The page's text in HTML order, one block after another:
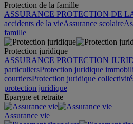
Protection de la famille
ASSURANCE PROTECTION DE
accidents de la vieAssurance scolaire
famille
Protection juridique
ASSURANCE PROTECTION
particuliersProtection juridique
courtiersProtection juridique
protection juridique
Epargne et retraite
Assurance vie